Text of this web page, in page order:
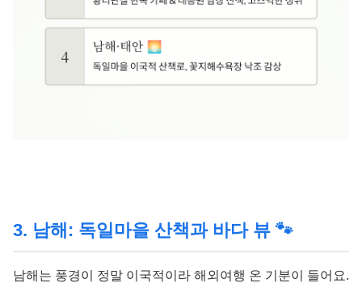
3. 남해: 독일마을 산책과 바다 뷰 🐾
남해는 풍경이 정말 이국적이라 해외여행 온 기분이 들어요.